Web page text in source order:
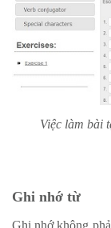
Việc làm bài
Ghi nhớ từ
Ghi nhớ không